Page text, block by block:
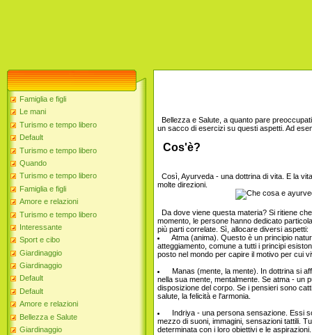
Famiglia e figli
Le mani
Turismo e tempo libero
Default
Turismo e tempo libero
Quando
Turismo e tempo libero
Famiglia e figli
Amore e relazioni
Turismo e tempo libero
Interessante
Sport e cibo
Giardinaggio
Giardinaggio
Default
Default
Amore e relazioni
Bellezza e Salute
Giardinaggio
Bellezza e Salute, a quanto pare
un sacco di esercizi su questi aspetti. Ad
Cos'è?
Così, Ayurveda - una dottrina di vita. E la
molte direzioni.
Da dove viene questa materia? Si ritiene
momento, le persone hanno dedicato
più parti correlate. Sì, allocare diversi aspetti:
Atma (anima). Questo è un principio
atteggiamento, comune a tutti i principi
posto nel mondo per capire il motivo per cui
Manas (mente, la mente). In dottrina si
nella sua mente, mentalmente. Se atma - un
disposizione del corpo. Se i pensieri sono
salute, la felicità e l'armonia.
Indriya - una persona sensazione. Essi
mezzo di suoni, immagini, sensazioni tattili.
determinata con i loro obiettivi e le aspirazioni.